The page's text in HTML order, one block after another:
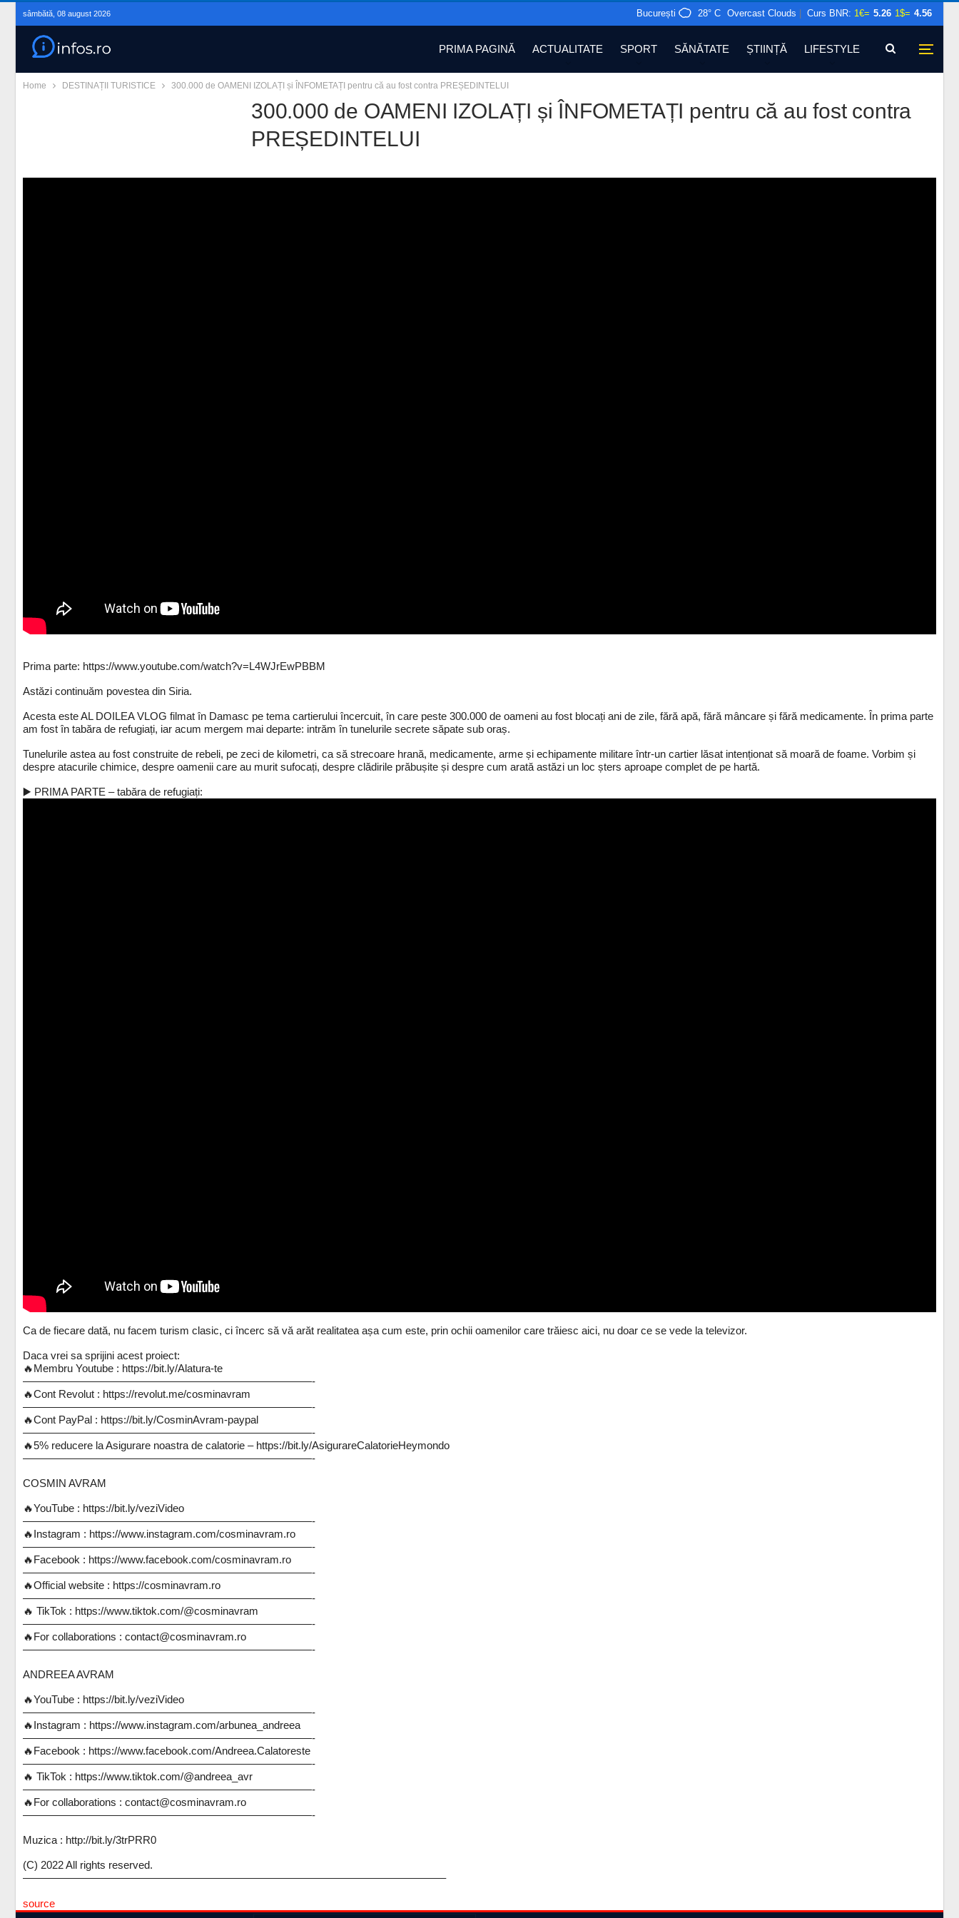
sâmbătă, 08 august 2026 București 28° C Overcast Clouds Curs BNR: 1€= 5.26 1$= 4.56
PRIMA PAGINĂ ACTUALITATE SPORT SĂNĂTATE ȘTIINȚĂ LIFESTYLE
Home DESTINAȚII TURISTICE 300.000 de OAMENI IZOLAȚI și ÎNFOMETAȚI pentru că au fost contra PREȘEDINTELUI
300.000 de OAMENI IZOLAȚI și ÎNFOMETAȚI pentru că au fost contra
PREȘEDINTELUI
Prima parte: https://www.youtube.com/watch?v=L4WJrEwPBBM
Astăzi continuăm povestea din Siria.
Acesta este AL DOILEA VLOG filmat în Damasc pe tema cartierului încercuit, în care peste 300.000 de oameni au fost blocați ani de zile, fără apă, fără mâncare și fără medicamente. În prima parte
am fost în tabăra de refugiați, iar acum mergem mai departe: intrăm în tunelurile secrete săpate sub oraș.
Tunelurile astea au fost construite de rebeli, pe zeci de kilometri, ca să strecoare hrană, medicamente, arme și echipamente militare într-un cartier lăsat intenționat să moară de foame. Vorbim și
despre atacurile chimice, despre oamenii care au murit sufocați, despre clădirile prăbușite și despre cum arată astăzi un loc șters aproape complet de pe hartă.
▶️ PRIMA PARTE – tabăra de refugiați:
Ca de fiecare dată, nu facem turism clasic, ci încerc să vă arăt realitatea așa cum este, prin ochii oamenilor care trăiesc aici, nu doar ce se vede la televizor.
Daca vrei sa sprijini acest proiect:
🔥Membru Youtube : https://bit.ly/Alatura-te
———————————————————————————-
🔥Cont Revolut : https://revolut.me/cosminavram
———————————————————————————-
🔥Cont PayPal : https://bit.ly/CosminAvram-paypal
———————————————————————————-
🔥5% reducere la Asigurare noastra de calatorie – https://bit.ly/AsigurareCalatorieHeymondo
———————————————————————————-
COSMIN AVRAM
🔥YouTube : https://bit.ly/veziVideo
———————————————————————————-
🔥Instagram : https://www.instagram.com/cosminavram.ro
———————————————————————————-
🔥Facebook : https://www.facebook.com/cosminavram.ro
———————————————————————————-
🔥Official website : https://cosminavram.ro
———————————————————————————-
🔥 TikTok : https://www.tiktok.com/@cosminavram
———————————————————————————-
🔥For collaborations : contact@cosminavram.ro
———————————————————————————-
ANDREEA AVRAM
🔥YouTube : https://bit.ly/veziVideo
———————————————————————————-
🔥Instagram : https://www.instagram.com/arbunea_andreea
———————————————————————————-
🔥Facebook : https://www.facebook.com/Andreea.Calatoreste
———————————————————————————-
🔥 TikTok : https://www.tiktok.com/@andreea_avr
———————————————————————————-
🔥For collaborations : contact@cosminavram.ro
———————————————————————————-
Muzica : http://bit.ly/3trPRR0
(C) 2022 All rights reserved.
———————————————————————————————————————–
source